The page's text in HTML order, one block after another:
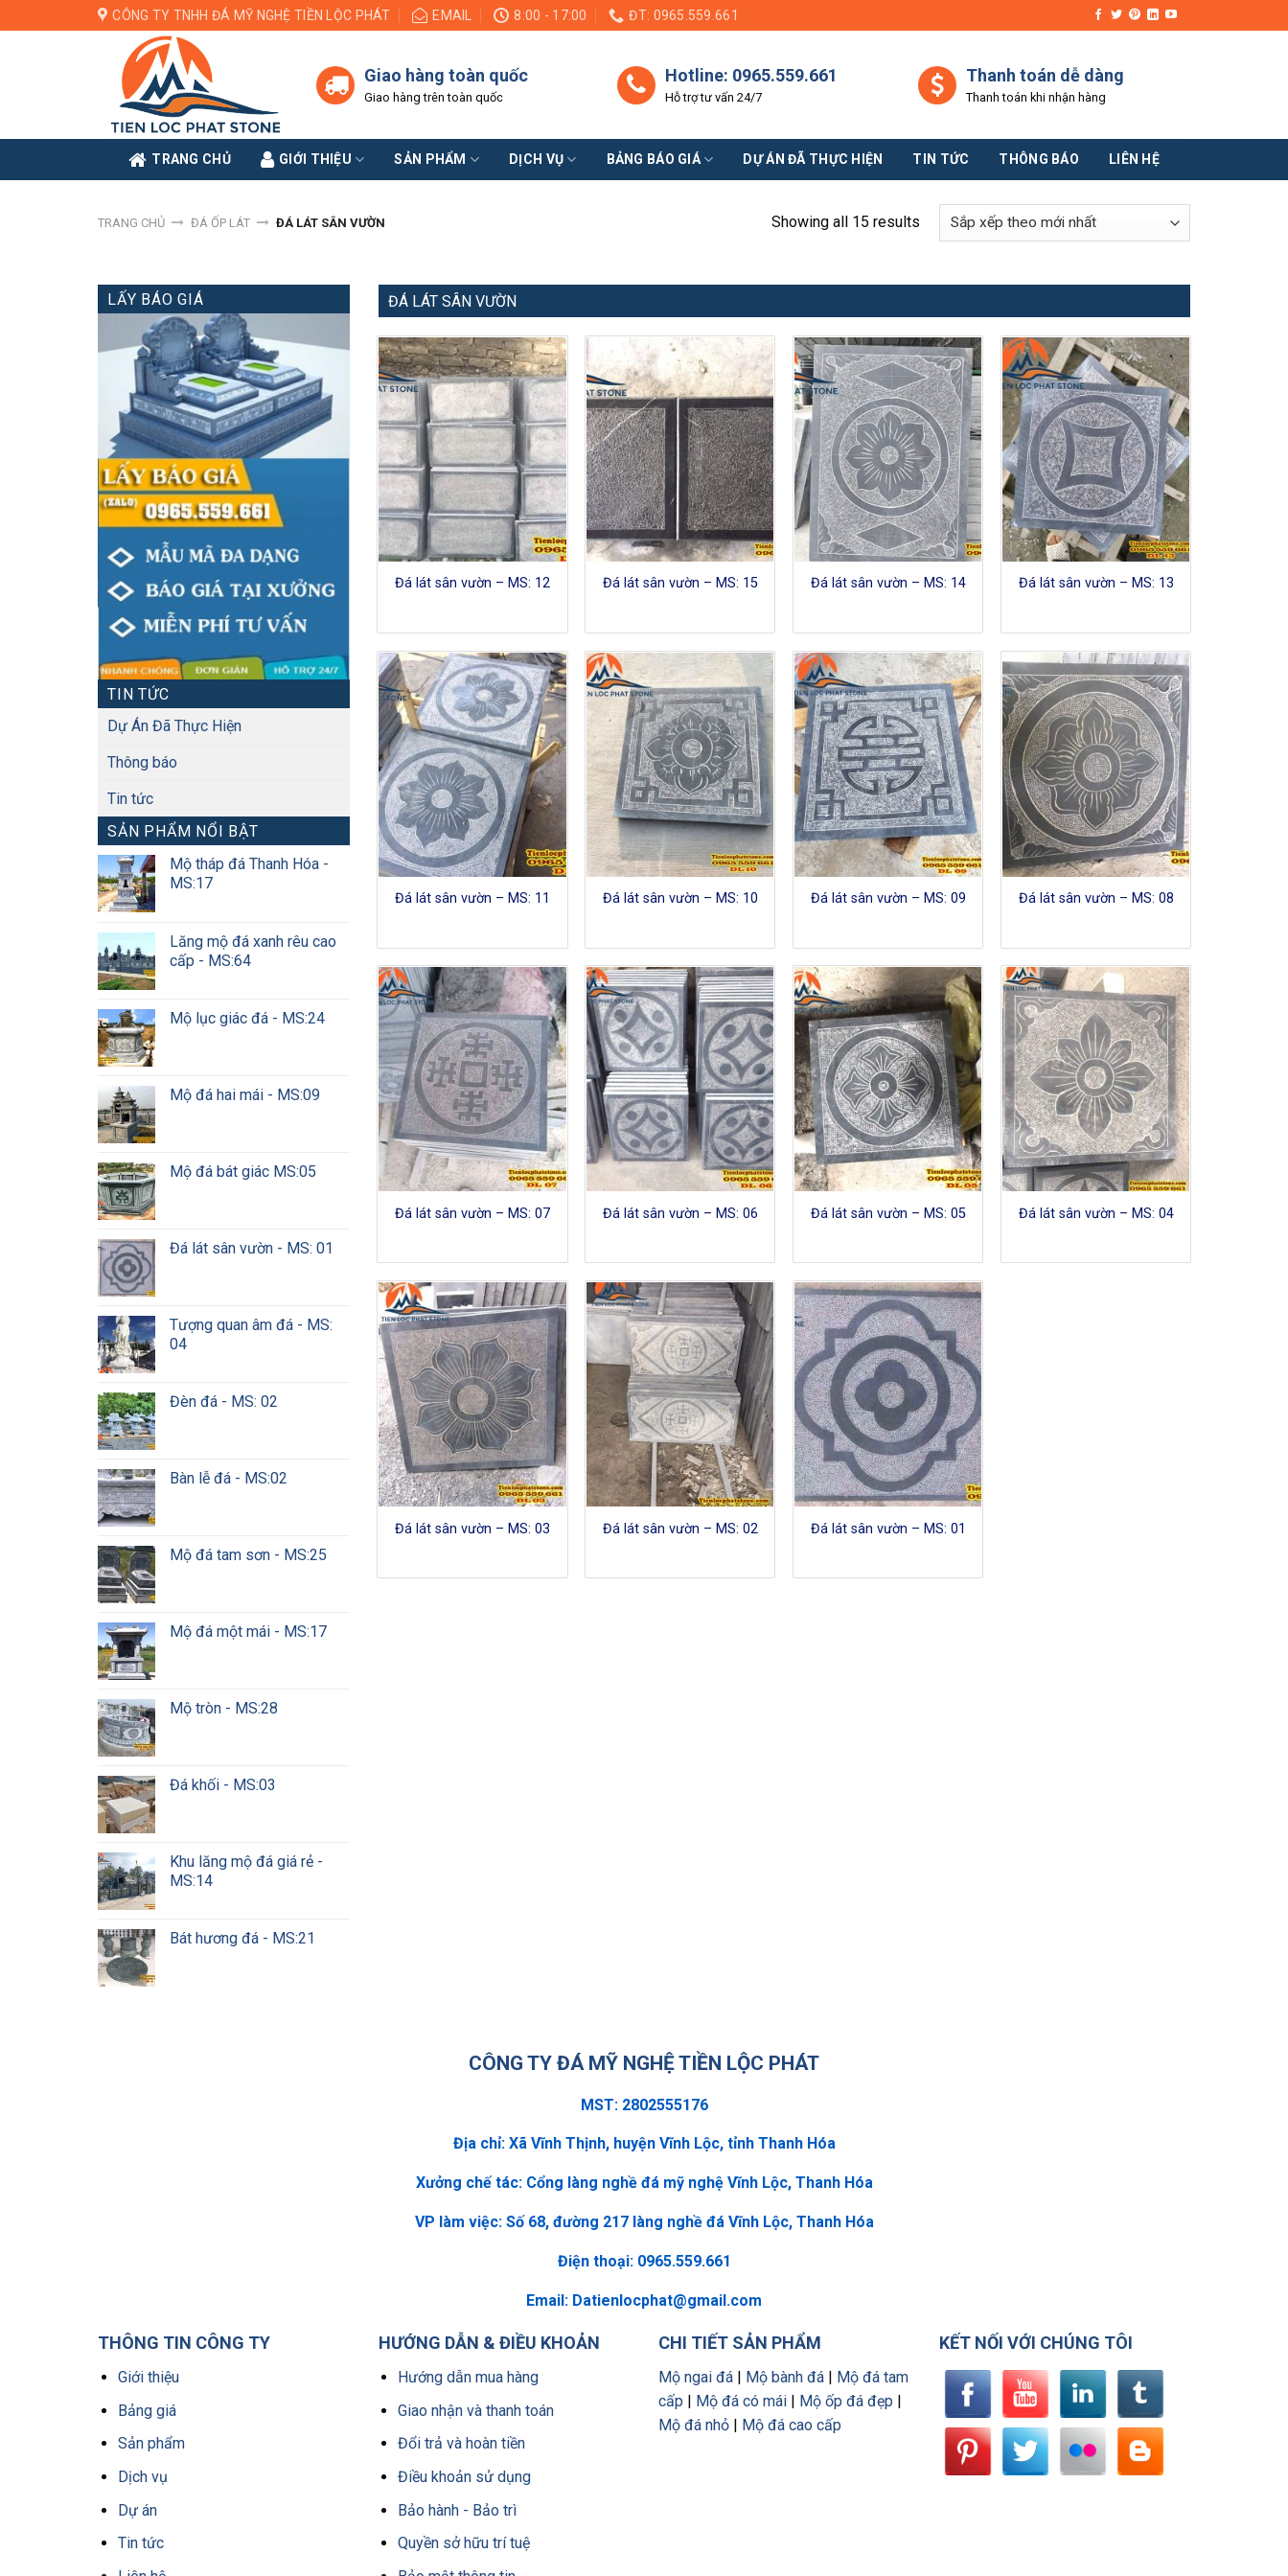
to
CÔNG TY TNHH ĐÁ MỸ NGHỆ TIỀN LỘC PHÁT EMAIL 8:00 - 17:00 ĐT: 0965.559.661
Giao hàng toàn quốc
Giao hàng trên toàn quốc
Hotline: 0965.559.661
Hỗ trợ tư vấn 24/7
Thanh toán dễ dàng
Thanh toán khi nhận hàng
TRANG CHỦ GIỚI THIỆU SẢN PHẨM DỊCH VỤ BẢNG BÁO GIÁ DỰ ÁN ĐÃ THỰC HIỆN TIN TỨC THÔNG BÁO LIÊN HỆ
TRANG CHỦ ĐÁ ỐP LÁT ĐÁ LÁT SÂN VƯỜN Showing all 15 results
LẤY BÁO GIÁ
TIN TỨC
Dự Án Đã Thực Hiện
Thông báo
Tin tức
SẢN PHẨM NỔI BẬT
Mộ tháp đá Thanh Hóa -
MS:17
Lăng mộ đá xanh rêu cao
cấp - MS:64
Mộ lục giác đá - MS:24
Mộ đá hai mái - MS:09
Mộ đá bát giác MS:05
Đá lát sân vườn - MS: 01
Tượng quan âm đá - MS:
04
Đèn đá - MS: 02
Bàn lễ đá - MS:02
Mộ đá tam sơn - MS:25
Mộ đá một mái - MS:17
Mộ tròn - MS:28
Đá khối - MS:03
Khu lăng mộ đá giá rẻ -
MS:14
Bát hương đá - MS:21
ĐÁ LÁT SÂN VƯỜN
Đá lát sân vườn – MS: 12 Đá lát sân vườn – MS: 15 Đá lát sân vườn – MS: 14 Đá lát sân vườn – MS: 13
Đá lát sân vườn – MS: 11 Đá lát sân vườn – MS: 10 Đá lát sân vườn – MS: 09 Đá lát sân vườn – MS: 08
Đá lát sân vườn – MS: 07 Đá lát sân vườn – MS: 06 Đá lát sân vườn – MS: 05 Đá lát sân vườn – MS: 04
Đá lát sân vườn – MS: 03 Đá lát sân vườn – MS: 02 Đá lát sân vườn – MS: 01
CÔNG TY ĐÁ MỸ NGHỆ TIỀN LỘC PHÁT
MST: 2802555176
Địa chỉ: Xã Vĩnh Thịnh, huyện Vĩnh Lộc, tỉnh Thanh Hóa
Xưởng chế tác: Cổng làng nghề đá mỹ nghệ Vĩnh Lộc, Thanh Hóa
VP làm việc: Số 68, đường 217 làng nghề đá Vĩnh Lộc, Thanh Hóa
Điện thoại: 0965.559.661
Email: Datienlocphat@gmail.com
THÔNG TIN CÔNG TY
Giới thiệu
Bảng giá
Sản phẩm
Dịch vụ
Dự án
Tin tức
HƯỚNG DẪN & ĐIỀU KHOẢN
Hướng dẫn mua hàng
Giao nhận và thanh toán
Đổi trả và hoàn tiền
Điều khoản sử dụng
Bảo hành - Bảo trì
Quyền sở hữu trí tuệ
CHI TIẾT SẢN PHẨM
Mộ ngai đá Mộ bành đá
Mộ đá tam
cấp
Mộ đá có mái Mộ ốp đá đẹp
Mộ đá nhỏ
Mộ đá cao cấp
KẾT NỐI VỚI CHÚNG TÔI